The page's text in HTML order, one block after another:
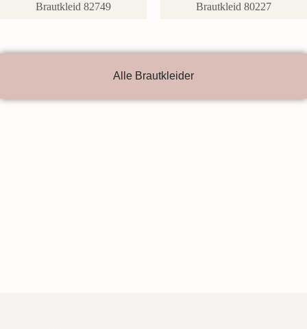
Brautkleid 82749 Brautkleid 80227
Alle Brautkleider